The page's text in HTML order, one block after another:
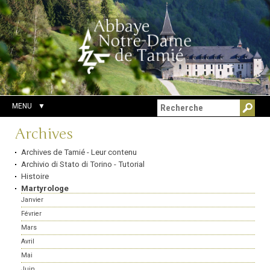
Aller
au
contenu.
|
Aller
à
la
navigation
Outils
personnels
Chercher par
Recherche
avancée…
MENU
Navigation
Archives
Archives de Tamié - Leur contenu
Archivio di Stato di Torino - Tutorial
Histoire
Martyrologe
Janvier
Février
Mars
Avril
Mai